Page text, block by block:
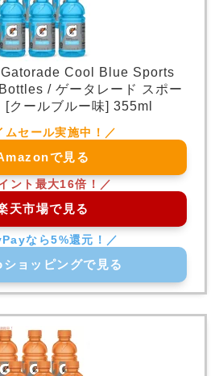
Gatorade Cool Blue Sports
/ ゲータレード スポー
[クールブルー味] 355ml
で見る
天市場で見る
ョッピングで見る